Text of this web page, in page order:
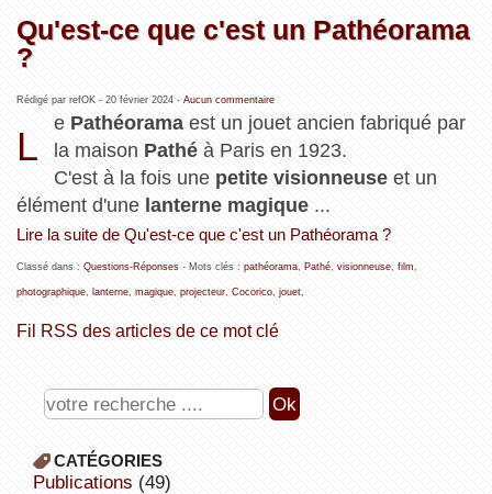
Qu'est-ce que c'est un Pathéorama
?
Rédigé par refOK - 20 février 2024- Aucun commentaire
L
e Pathéorama est un jouet ancien fabriqué par
la maison Pathé à Paris en 1923.
C'est à la fois une petite visionneuse et un
élément d'une lanterne magique...
Lire la suite de Qu'est-ce que c'est un Pathéorama ?
Classé dans : Questions-Réponses- Mots clés : pathéorama, Pathé, visionneuse, film
photographique, lanterne, magique, projecteur, Cocorico, jouet,
Fil RSS des articles de ce mot clé
CATÉGORIES
publications (49)